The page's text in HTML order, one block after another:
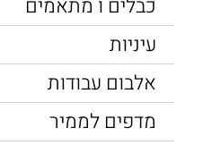
כבלים ו מתאמים
עיניות
אלבום עבודות
מדפים לממיר